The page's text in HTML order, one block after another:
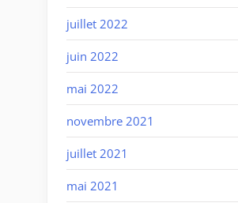
juillet 2022
juin 2022
mai 2022
novembre 2021
juillet 2021
mai 2021